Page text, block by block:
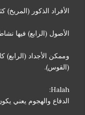
الأفراد الذكور (المريخ)
الأصول (الرابع) فيها
وممكن الأجداد (الرابع)
(القوس).
Halah:
الدفاع والهجوم يعني